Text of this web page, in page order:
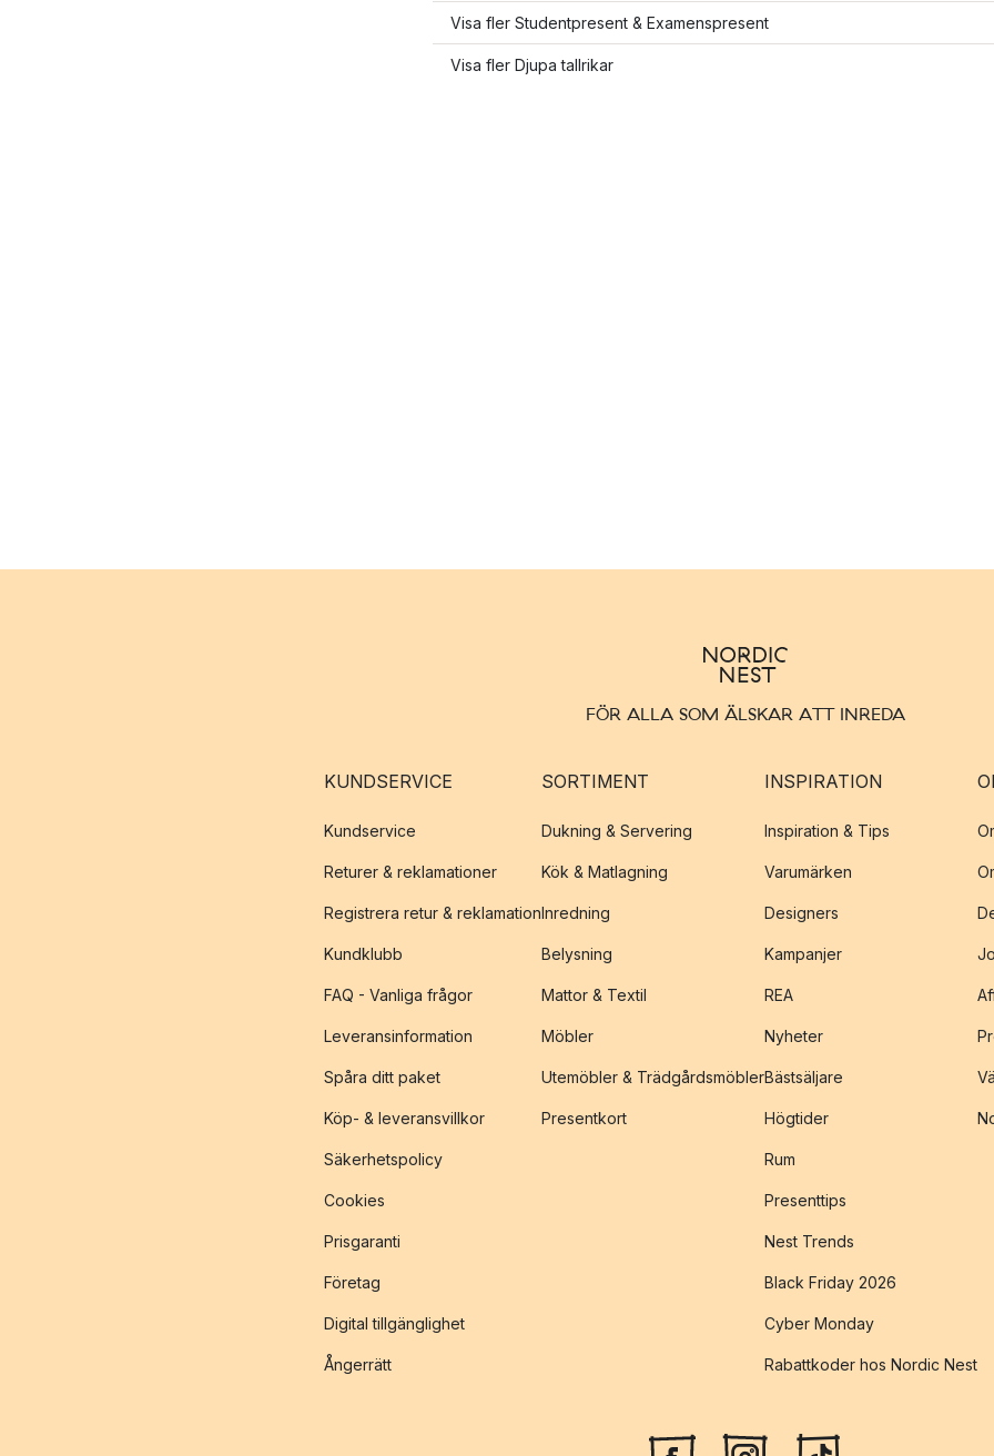
Visa fler Studentpresent & Examenspresent
Visa fler Djupa tallrikar
FÖR ALLA SOM ÄLSKAR ATT INREDA
KUNDSERVICE
Kundservice
Returer & reklamationer
Registrera retur & reklamation
Kundklubb
FAQ - Vanliga frågor
Leveransinformation
Spåra ditt paket
Köp- & leveransvillkor
Säkerhetspolicy
Cookies
Prisgaranti
Företag
Digital tillgänglighet
Ångerrätt
SORTIMENT
Dukning & Servering
Kök & Matlagning
Inredning
Belysning
Mattor & Textil
Möbler
Utemöbler & Trädgårdsmöbler
Presentkort
INSPIRATION
Inspiration & Tips
Varumärken
Designers
Kampanjer
REA
Nyheter
Bästsäljare
Högtider
Rum
Presenttips
Nest Trends
Black Friday 2026
Cyber Monday
Rabattkoder hos Nordic Nest